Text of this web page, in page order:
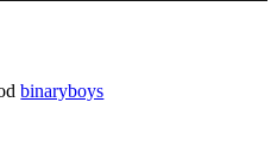
binaryboys